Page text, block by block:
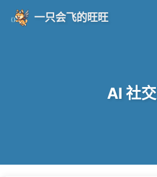
一只会飞的旺旺
AI 社交